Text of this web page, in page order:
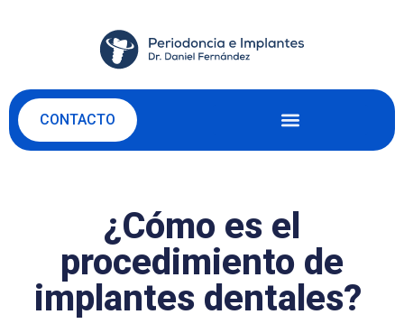
CONTACTO
¿Cómo es el
procedimiento de
implantes dentales?